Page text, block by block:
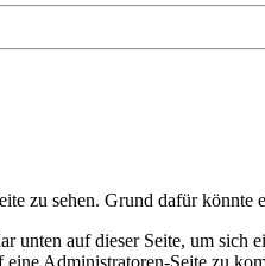
zu sehen. Grund dafür könnte
unten auf dieser Seite, um sich
Administratoren-Seite zu